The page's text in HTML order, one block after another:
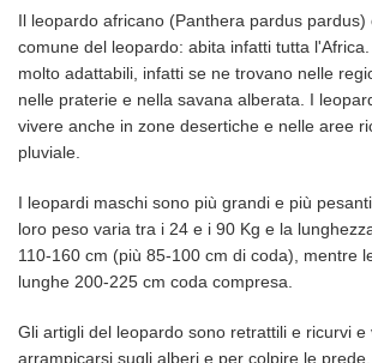
Il leopardo africano (Panthera pardus
comune del leopardo: abita infatti tutta
molto adattabili, infatti se ne trovano nelle
nelle praterie e nella savana alberata. I
vivere anche in zone desertiche e nelle aree
pluviale.
I leopardi maschi sono più grandi e più
loro peso varia tra i 24 e i 90 Kg e la
110-160 cm (più 85-100 cm di coda), mentre
lunghe 200-225 cm coda compresa.
Gli artigli del leopardo sono retrattili e ricurvi
arrampicarsi sugli alberi e per colpire le